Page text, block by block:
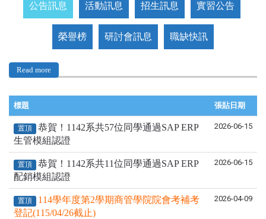
公告訊息 活動訊息 招生訊息 實習公告
榮譽榜 研討會訊息 職缺快訊
Read more
標題 張貼日期
置頂
恭賀！1142系共57位同學通過SAP ERP
生管模組認證
2026-06-15
置頂
恭賀！1142系共11位同學通過SAP ERP
配銷模組認證
2026-06-15
置頂
114學年度第2學期商管學院院會考補考
登記(115/04/26截止)
2026-04-09